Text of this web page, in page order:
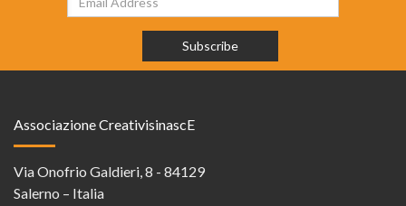
Associazione CreativisinascE
Via Onofrio Galdieri, 8 - 84129
Salerno – Italia